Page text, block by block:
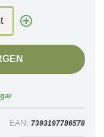
EAN: 7393197786578